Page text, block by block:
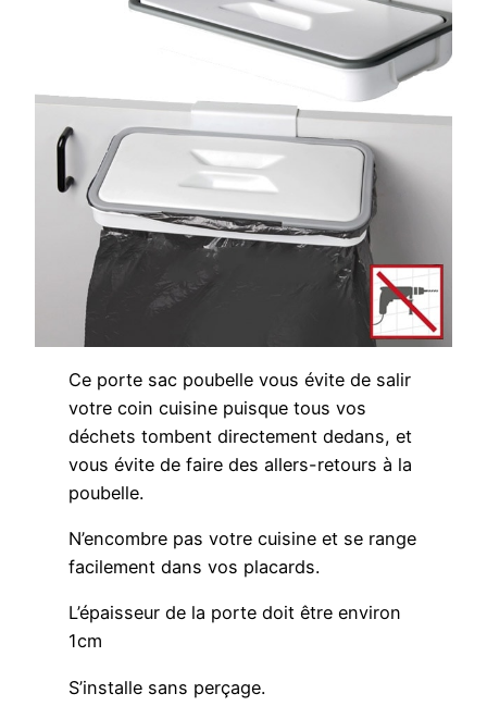
Ce porte sac poubelle vous évite de salir
votre coin cuisine puisque tous vos
déchets tombent directement dedans, et
vous évite de faire des allers-retours à la
poubelle.
N’encombre pas votre cuisine et se range
facilement dans vos placards.
L’épaisseur de la porte doit être environ
1cm
S’installe sans perçage.